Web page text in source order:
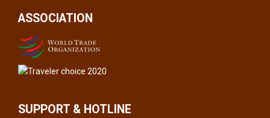
ASSOCIATION
SUPPORT & HOTLINE